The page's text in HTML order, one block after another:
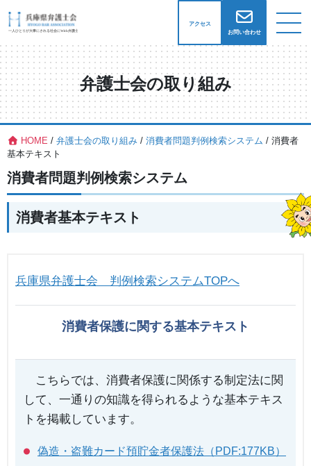
アクセス
お問い合わせ
弁護士会の取り組み
HOME /弁護士会の取り組み /消費者問題判例検索システム /消費者
基本テキスト
消費者問題判例検索システム
消費者基本テキスト
兵庫県弁護士会 判例検索システムTOPへ
消費者保護に関する基本テキスト
こちらでは、消費者保護に関係する制定法に関
して、一通りの知識を得られるような基本テキス
トを掲載しています。
偽造・盗難カード預貯金者保護法（PDF:177KB）